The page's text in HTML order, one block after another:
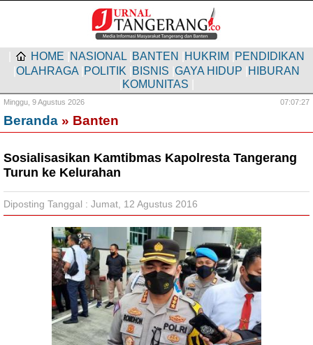
HOME NASIONAL BANTEN HUKRIM PENDIDIKAN
OLAHRAGA POLITIK BISNIS GAYA HIDUP HIBURAN
KOMUNITAS
Minggu, 9 Agustus 2026 07:07:28
Beranda » Banten
Sosialisasikan Kamtibmas Kapolresta Tangerang
Turun ke Kelurahan
Diposting Tanggal : Jumat, 12 Agustus 2016